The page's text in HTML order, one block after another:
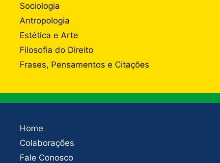
Sociologia
Antropologia
Estética e Arte
Filosofia do Direito
Frases, Pensamentos e Citações
Home
Colaborações
Fale Conosco